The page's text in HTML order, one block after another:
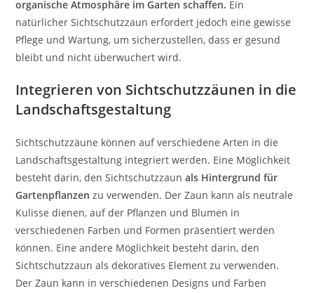
organische Atmosphäre im Garten schaffen. Ein
natürlicher Sichtschutzzaun erfordert jedoch eine gewisse
Pflege und Wartung, um sicherzustellen, dass er gesund
bleibt und nicht überwuchert wird.
Integrieren von Sichtschutzzäunen in die
Landschaftsgestaltung
Sichtschutzzäune können auf verschiedene Arten in die
Landschaftsgestaltung integriert werden. Eine Möglichkeit
besteht darin, den Sichtschutzzaunals Hintergrund für
Gartenpflanzenzu verwenden. Der Zaun kann als neutrale
Kulisse dienen, auf der Pflanzen und Blumen in
verschiedenen Farben und Formen präsentiert werden
können. Eine andere Möglichkeit besteht darin, den
Sichtschutzzaun als dekoratives Element zu verwenden.
Der Zaun kann in verschiedenen Designs und Farben